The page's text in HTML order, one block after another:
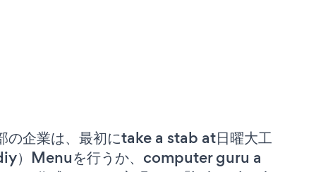
の企業は、最初にtake a stab at日曜大工
）Menuを行うか、computer guru a